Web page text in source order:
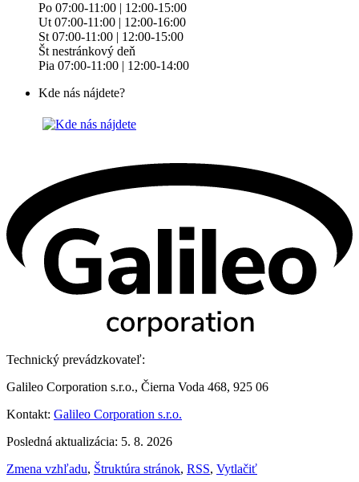
Po 07:00-11:00 | 12:00-15:00
Ut 07:00-11:00 | 12:00-16:00
St 07:00-11:00 | 12:00-15:00
Št nestránkový deň
Pia 07:00-11:00 | 12:00-14:00
Kde nás nájdete?
Technický prevádzkovateľ:
Galileo Corporation s.r.o., Čierna Voda 468, 925 06
Kontakt: Galileo Corporation s.r.o.
Posledná aktualizácia: 5. 8. 2026
Zmena vzhľadu, Štruktúra stránok, RSS, Vytlačiť